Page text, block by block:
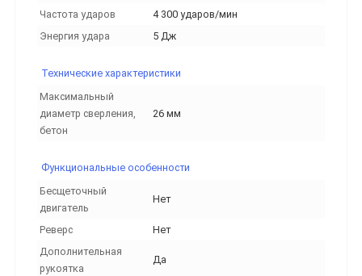
Частота ударов
4 300 ударов/мин
Энергия удара
5 Дж
Технические характеристики
Максимальный
диаметр сверления,
бетон
26 мм
Функциональные особенности
Бесщеточный
двигатель
Нет
Реверс
Нет
Дополнительная
рукоятка
Да